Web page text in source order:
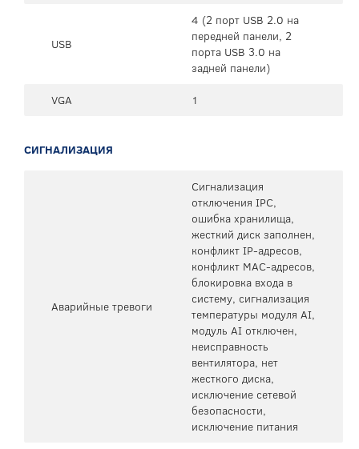
USB
4 (2 порт USB 2.0 на
передней панели, 2
порта USB 3.0 на
задней панели)
VGA
1
СИГНАЛИЗАЦИЯ
Аварийные тревоги
Сигнализация
отключения IPC,
ошибка хранилища,
жесткий диск заполнен,
конфликт IP-адресов,
конфликт MAC-адресов,
блокировка входа в
систему, сигнализация
температуры модуля AI,
модуль AI отключен,
неисправность
вентилятора, нет
жесткого диска,
исключение сетевой
безопасности,
исключение питания